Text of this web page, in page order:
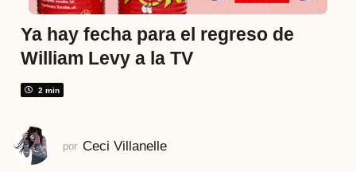
t
r
á
s
a
ñ
Ya hay fecha para el regreso de
William Levy a la TV
2 min
por Ceci Villanelle